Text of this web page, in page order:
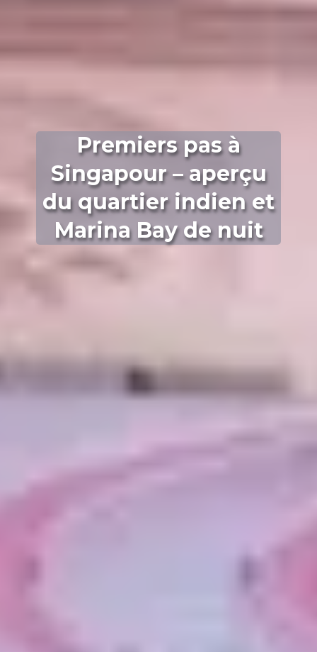
Premiers pas à
Singapour – aperçu
du quartier indien et
Marina Bay de nuit